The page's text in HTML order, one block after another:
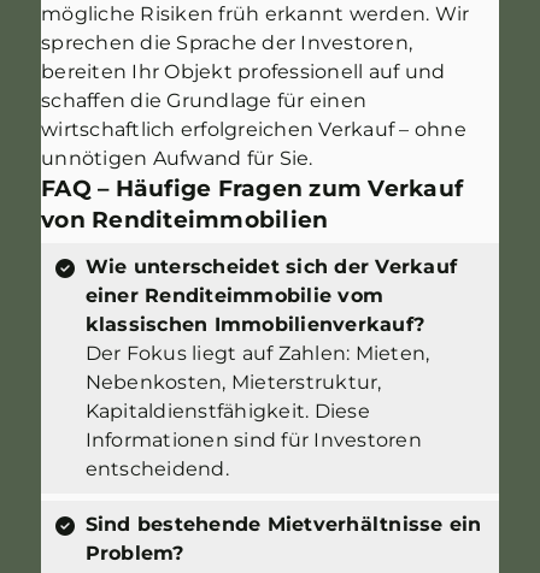
mögliche Risiken früh erkannt werden. Wir
sprechen die Sprache der Investoren,
bereiten Ihr Objekt professionell auf und
schaffen die Grundlage für einen
wirtschaftlich erfolgreichen Verkauf – ohne
unnötigen Aufwand für Sie.
FAQ – Häufige Fragen zum Verkauf
von Renditeimmobilien
Wie unterscheidet sich der Verkauf
einer Renditeimmobilie vom
klassischen Immobilienverkauf?
Der Fokus liegt auf Zahlen: Mieten,
Nebenkosten, Mieterstruktur,
Kapitaldienstfähigkeit. Diese
Informationen sind für Investoren
entscheidend.
Sind bestehende Mietverhältnisse ein
Problem?